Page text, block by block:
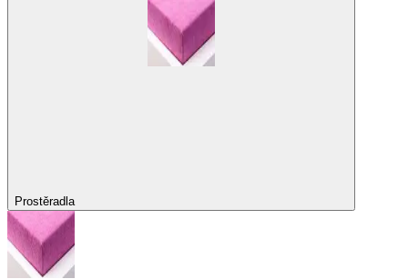
Prostěradla